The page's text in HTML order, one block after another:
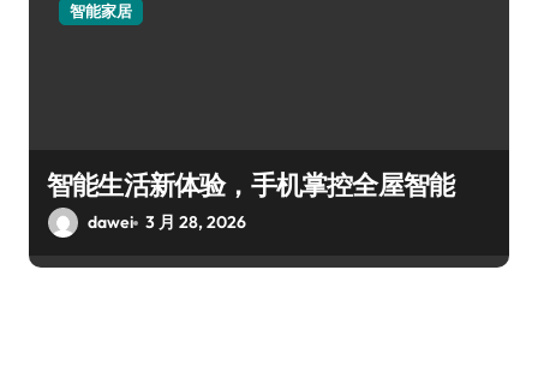
智能家居
智能生活新体验，手机掌控全屋智能
dawei 3 月 28, 2026